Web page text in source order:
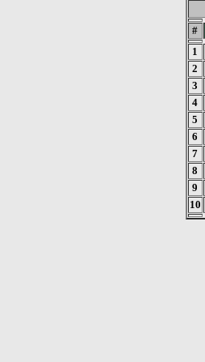
#
1
2
3
4
5
6
7
8
9
10